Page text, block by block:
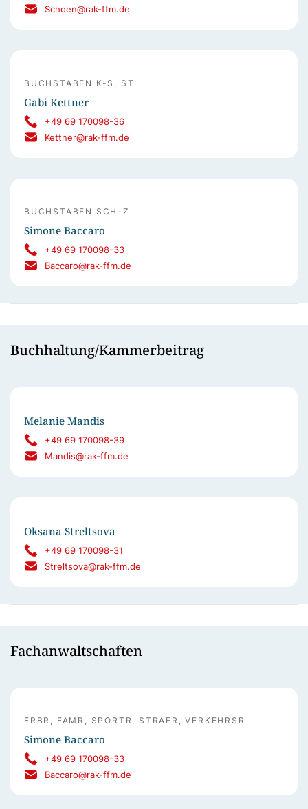
Schoen@rak-ffm.de
BUCHSTABEN K-S, ST
Gabi Kettner
+49 69 170098-36
Kettner@rak-ffm.de
BUCHSTABEN SCH-Z
Simone Baccaro
+49 69 170098-33
Baccaro@rak-ffm.de
Buchhaltung/Kammerbeitrag
Melanie Mandis
+49 69 170098-39
Mandis@rak-ffm.de
Oksana Streltsova
+49 69 170098-31
Streltsova@rak-ffm.de
Fachanwaltschaften
ERBR, FAMR, SPORTR, STRAFR, VERKEHRSR
Simone Baccaro
+49 69 170098-33
Baccaro@rak-ffm.de